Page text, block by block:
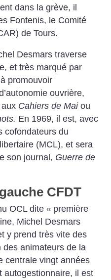
dans la grève, il
Fontenis, le Comité
de Tours.
Desmars traverse
et très marqué par
promouvoir
ouvrière,
Cahiers de Maiou
En 1969, il est, avec
cofondateurs du
(MCL), et sera
son journal, Guerre de
CFDT
OCL dite « première
Michel Desmars
y prend très vite des
animateurs de la
centrale vingt années
autogestionnaire, il est